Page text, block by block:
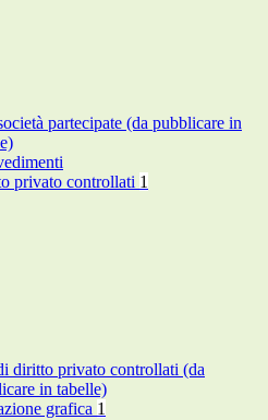
partecipate (da pubblicare in
privato controllati 1
diritto privato controllati (da
in tabelle)
grafica 1